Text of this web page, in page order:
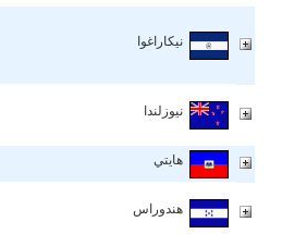
نيكاراغوا
نيوزلندا
هايتي
هندوراس